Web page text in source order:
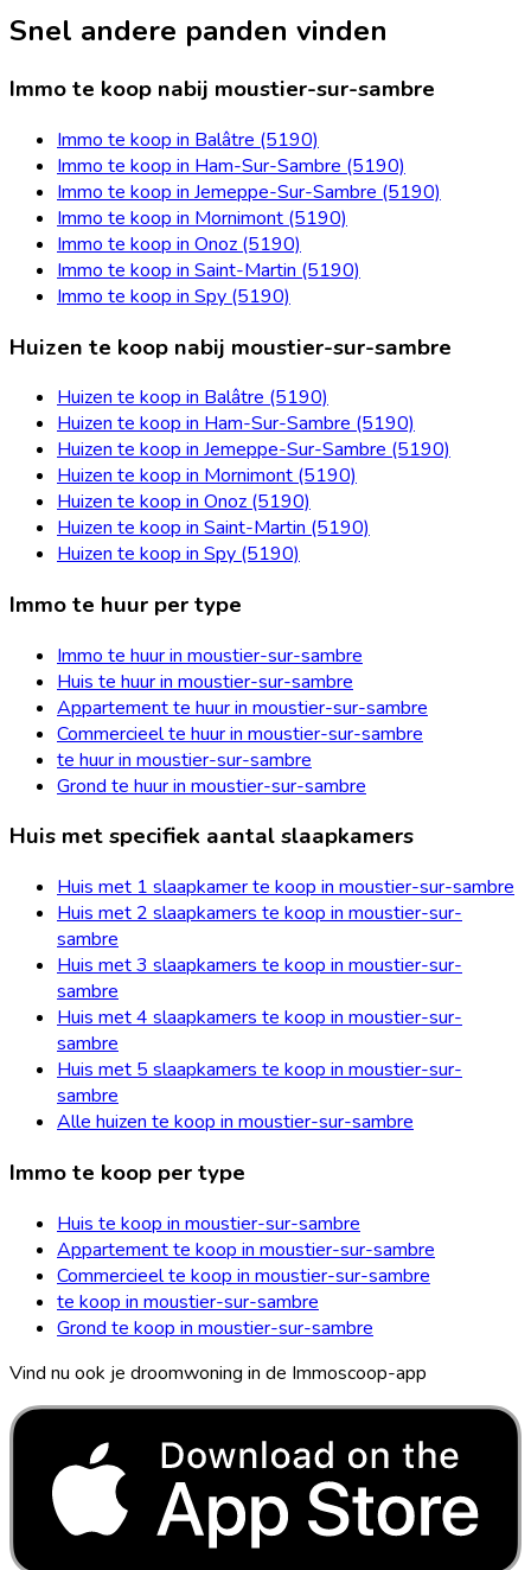
Snel andere panden vinden
Immo te koop nabij moustier-sur-sambre
Immo te koop in Balâtre (5190)
Immo te koop in Ham-Sur-Sambre (5190)
Immo te koop in Jemeppe-Sur-Sambre (5190)
Immo te koop in Mornimont (5190)
Immo te koop in Onoz (5190)
Immo te koop in Saint-Martin (5190)
Immo te koop in Spy (5190)
Huizen te koop nabij moustier-sur-sambre
Huizen te koop in Balâtre (5190)
Huizen te koop in Ham-Sur-Sambre (5190)
Huizen te koop in Jemeppe-Sur-Sambre (5190)
Huizen te koop in Mornimont (5190)
Huizen te koop in Onoz (5190)
Huizen te koop in Saint-Martin (5190)
Huizen te koop in Spy (5190)
Immo te huur per type
Immo te huur in moustier-sur-sambre
Huis te huur in moustier-sur-sambre
Appartement te huur in moustier-sur-sambre
Commercieel te huur in moustier-sur-sambre
te huur in moustier-sur-sambre
Grond te huur in moustier-sur-sambre
Huis met specifiek aantal slaapkamers
Huis met 1 slaapkamer te koop in moustier-sur-sambre
Huis met 2 slaapkamers te koop in moustier-sur-
sambre
Huis met 3 slaapkamers te koop in moustier-sur-
sambre
Huis met 4 slaapkamers te koop in moustier-sur-
sambre
Huis met 5 slaapkamers te koop in moustier-sur-
sambre
Alle huizen te koop in moustier-sur-sambre
Immo te koop per type
Huis te koop in moustier-sur-sambre
Appartement te koop in moustier-sur-sambre
Commercieel te koop in moustier-sur-sambre
te koop in moustier-sur-sambre
Grond te koop in moustier-sur-sambre
Vind nu ook je droomwoning in de Immoscoop-app